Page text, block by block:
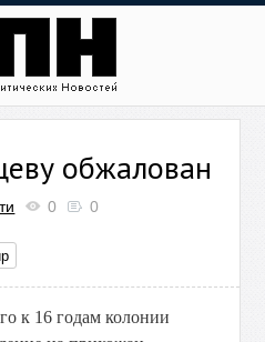
обжалован
0 0
к 16 годам колонии